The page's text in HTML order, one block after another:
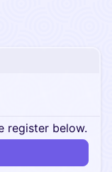
register below.